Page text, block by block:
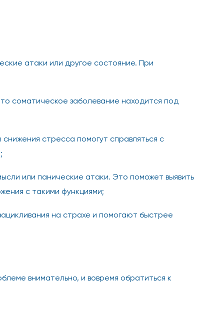
атаки или другое состояние. При
соматическое заболевание находится под
стресса помогут справляться с
или панические атаки. Это поможет выявить
с такими функциями;
на страхе и помогают быстрее
внимательно, и вовремя обратиться к